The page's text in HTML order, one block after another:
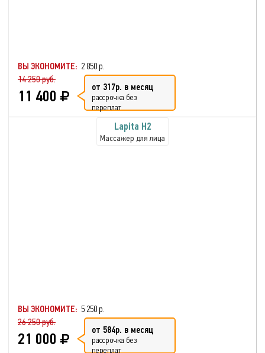
ВЫ ЭКОНОМИТЕ: 2 850 р.
14 250 руб.
11 400 от 317р. в месяц
рассрочка без
переплат
Lapita H2
Массажер для лица
ВЫ ЭКОНОМИТЕ: 5 250 р.
26 250 руб.
21 000 от 584р. в месяц
рассрочка без
переплат